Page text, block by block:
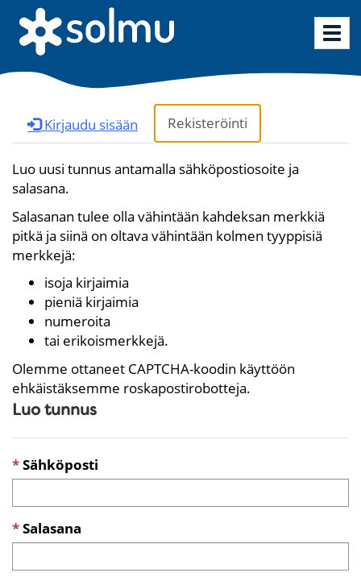
Kirjaudu sisään Rekisteröinti
Luo uusi tunnus antamalla sähköpostiosoite ja
salasana.
Salasanan tulee olla vähintään kahdeksan merkkiä
pitkä ja siinä on oltava vähintään kolmen tyyppisiä
merkkejä:
isoja kirjaimia
pieniä kirjaimia
numeroita
tai erikoismerkkejä.
Olemme ottaneet CAPTCHA-koodin käyttöön
ehkäistäksemme roskapostirobotteja.
Luo tunnus
Sähköposti
Salasana